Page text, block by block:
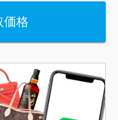
価格